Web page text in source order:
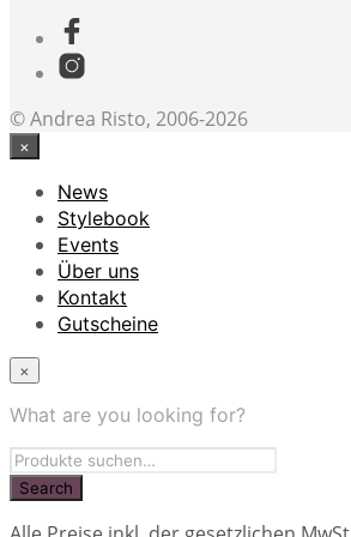
© Andrea Risto, 2006-2026
×
News
Stylebook
Events
Über uns
Kontakt
Gutscheine
×
What are you looking for?